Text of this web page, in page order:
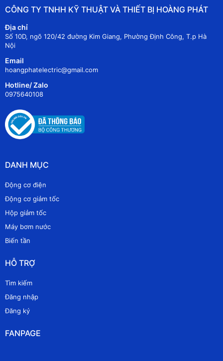
CÔNG TY TNHH KỸ THUẬT VÀ THIẾT BỊ HOÀNG PHÁT
Địa chỉ
Số 10D, ngõ 120/42 đường Kim Giang, Phường Định Công, T.p Hà
Nội
Email
hoangphatelectric@gmail.com
Hotline/ Zalo
0975640108
DANH MỤC
Động cơ điện
Động cơ giảm tốc
Hộp giảm tốc
Máy bơm nước
Biến tần
HỖ TRỢ
Tìm kiếm
Đăng nhập
Đăng ký
FANPAGE